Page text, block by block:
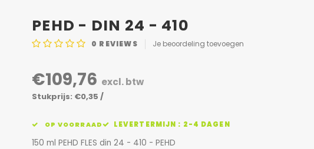
PEHD - DIN 24 - 410
0 REVIEWS Je beoordeling toevoegen
€109,76 excl. btw
Stukprijs: €0,35 /
OP VOORRAAD LEVERTERMIJN : 2-4 DAGEN
150 ml PEHD FLES din 24 - 410 - PEHD